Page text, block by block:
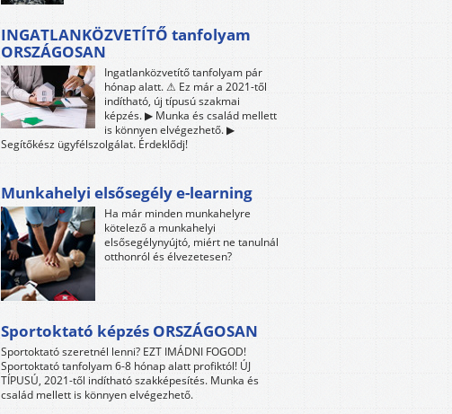
INGATLANKÖZVETÍTŐ tanfolyam
ORSZÁGOSAN
Ingatlanközvetítő tanfolyam pár
hónap alatt. ⚠ Ez már a 2021-től
indítható, új típusú szakmai
képzés. ▶ Munka és család mellett
is könnyen elvégezhető. ▶
Segítőkész ügyfélszolgálat. Érdeklődj!
Munkahelyi elsősegély e-learning
Ha már minden munkahelyre
kötelező a munkahelyi
elsősegélynyújtó, miért ne tanulnál
otthonról és élvezetesen?
Sportoktató képzés ORSZÁGOSAN
Sportoktató szeretnél lenni? EZT IMÁDNI FOGOD!
Sportoktató tanfolyam 6-8 hónap alatt profiktól! ÚJ
TÍPUSÚ, 2021-től indítható szakképesítés. Munka és
család mellett is könnyen elvégezhető.